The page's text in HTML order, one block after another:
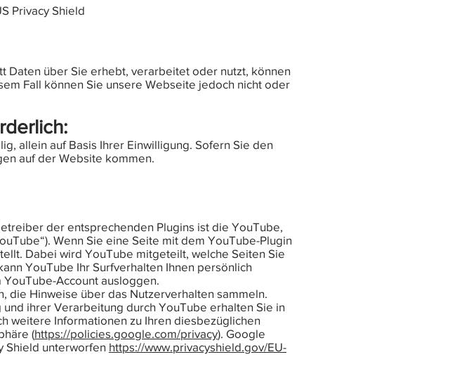
Privacy Shield
Daten über Sie erhebt, verarbeitet oder nutzt, können
Fall können Sie unsere Webseite jedoch nicht oder
allein auf Basis Ihrer Einwilligung. Sofern Sie den
auf der Website kommen.
der entsprechenden Plugins ist die YouTube,
Wenn Sie eine Seite mit dem YouTube-Plugin
Dabei wird YouTube mitgeteilt, welche Seiten Sie
YouTube Ihr Surfverhalten Ihnen persönlich
Account ausloggen.
Hinweise über das Nutzerverhalten sammeln.
ihrer Verarbeitung durch YouTube erhalten Sie in
weitere Informationen zu Ihren diesbezüglichen
(https://policies.google.com/privacy). Google
Shield unterworfen https://www.privacyshield.gov/EU-